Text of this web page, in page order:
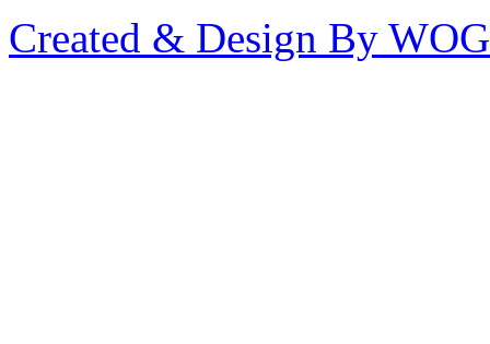
Created & Design By WOG